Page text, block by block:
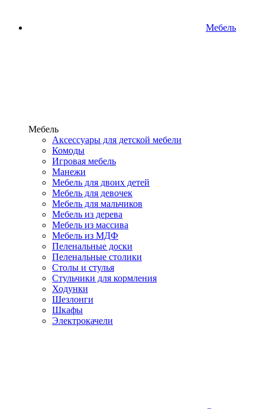
Мебель
Мебель
Аксессуары для детской мебели
Комоды
Игровая мебель
Манежи
Мебель для двоих детей
Мебель для девочек
Мебель для мальчиков
Мебель из дерева
Мебель из массива
Мебель из МДФ
Пеленальные доски
Пеленальные столики
Столы и стулья
Стульчики для кормления
Ходунки
Шезлонги
Шкафы
Электрокачели